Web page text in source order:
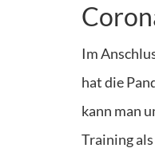
Im
hat die
kann man
Training